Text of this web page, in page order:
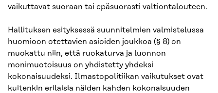
vaikuttavat suoraan tai epäsuorasti valtiontalouteen.
Hallituksen esityksessä suunnitelmien valmistelussa
huomioon otettavien asioiden joukkoa (§ 8) on
muokattu niin, että ruokaturva ja luonnon
monimuotoisuus on yhdistetty yhdeksi
kokonaisuudeksi. Ilmastopolitiikan vaikutukset ovat
kuitenkin erilaisia näiden kahden kokonaisuuden